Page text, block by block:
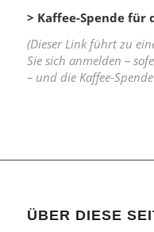
> Kaffee-Spende für
(Dieser Link führt zu
Sie sich anmelden –
– und die Kaffee-
ÜBER DIESE